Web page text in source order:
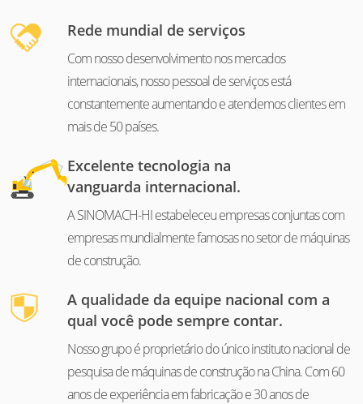
Rede mundial de serviços
Com nosso desenvolvimento nos mercados
internacionais, nosso pessoal de serviços está
constantemente aumentando e atendemos clientes em
mais de 50 países.
Excelente tecnologia na
vanguarda internacional.
A SINOMACH-HI estabeleceu empresas conjuntas com
empresas mundialmente famosas no setor de máquinas
de construção.
A qualidade da equipe nacional com a
qual você pode sempre contar.
Nosso grupo é proprietário do único instituto nacional de
pesquisa de máquinas de construção na China. Com 60
anos de experiência em fabricação e 30 anos de